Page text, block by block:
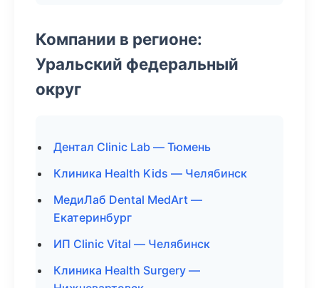
Компании в регионе:
Уральский федеральный
округ
Дентал Clinic Lab — Тюмень
Клиника Health Kids — Челябинск
МедиЛаб Dental MedArt —
Екатеринбург
ИП Clinic Vital — Челябинск
Клиника Health Surgery —